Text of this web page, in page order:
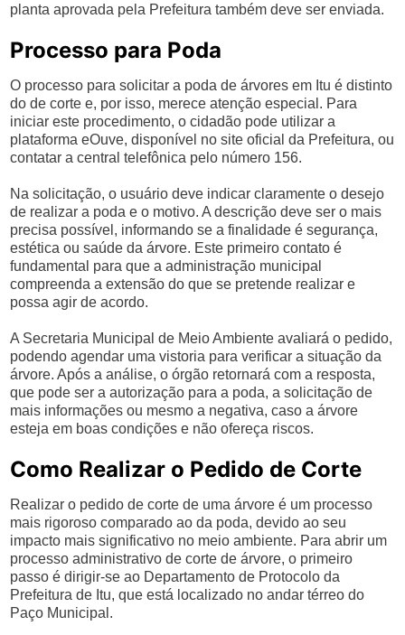
planta aprovada pela Prefeitura também deve ser enviada.
Processo para Poda
O processo para solicitar a poda de árvores em Itu é distinto
do de corte e, por isso, merece atenção especial. Para
iniciar este procedimento, o cidadão pode utilizar a
plataforma eOuve, disponível no site oficial da Prefeitura, ou
contatar a central telefônica pelo número 156.
Na solicitação, o usuário deve indicar claramente o desejo
de realizar a poda e o motivo. A descrição deve ser o mais
precisa possível, informando se a finalidade é segurança,
estética ou saúde da árvore. Este primeiro contato é
fundamental para que a administração municipal
compreenda a extensão do que se pretende realizar e
possa agir de acordo.
A Secretaria Municipal de Meio Ambiente avaliará o pedido,
podendo agendar uma vistoria para verificar a situação da
árvore. Após a análise, o órgão retornará com a resposta,
que pode ser a autorização para a poda, a solicitação de
mais informações ou mesmo a negativa, caso a árvore
esteja em boas condições e não ofereça riscos.
Como Realizar o Pedido de Corte
Realizar o pedido de corte de uma árvore é um processo
mais rigoroso comparado ao da poda, devido ao seu
impacto mais significativo no meio ambiente. Para abrir um
processo administrativo de corte de árvore, o primeiro
passo é dirigir-se ao Departamento de Protocolo da
Prefeitura de Itu, que está localizado no andar térreo do
Paço Municipal.